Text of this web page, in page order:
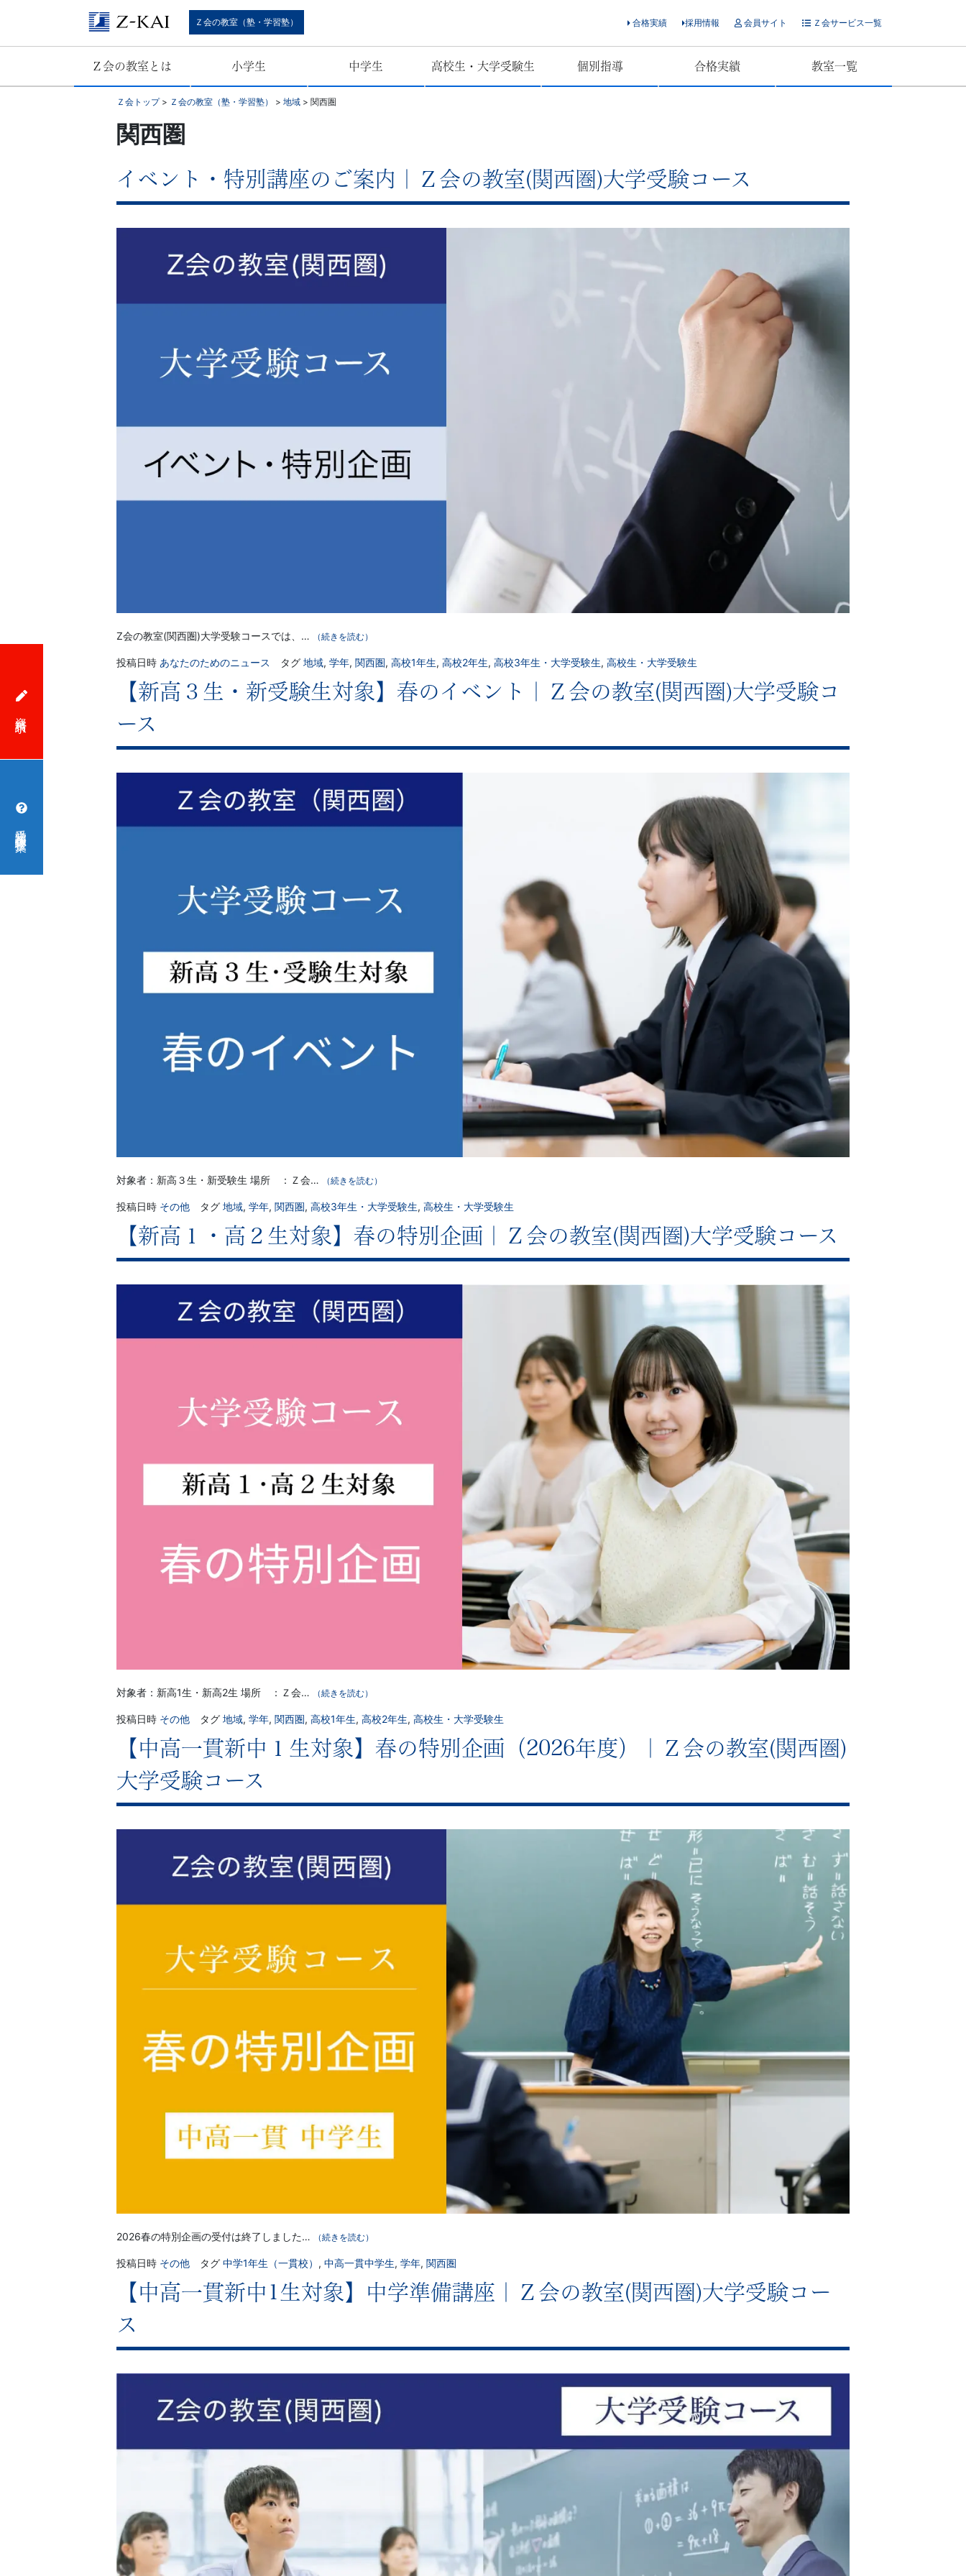
関
校
Ｚ会の教室（塾・学習塾） 合格実績 採用情報 会員サイト Ｚ会サービス一覧
Ｚ会の教室とは 小学生 中学生 高校生・大学受験生 個別指導 合格実績 教室一覧
Ｚ会トップ> Ｚ会の教室（塾・学習塾） > 地域 > 関西圏
関西圏
イベント・特別講座のご案内｜Ｚ会の教室(関西圏)大学受験コース
Z会の教室(関西圏)大学受験コースでは、… （続きを読む）
投稿日時 あなたのためのニュース タグ 地域, 学年, 関西圏, 高校1年生, 高校2年生, 高校3年生・大学受験生, 高校生・大学受験生
【新高３生・新受験生対象】春のイベント｜Ｚ会の教室(関西圏)大学受験コ
ース
対象者：新高３生・新受験生 場所 ：Ｚ会… （続きを読む）
投稿日時 その他 タグ 地域, 学年, 関西圏, 高校3年生・大学受験生, 高校生・大学受験生
【新高１・高２生対象】春の特別企画｜Ｚ会の教室(関西圏)大学受験コース
対象者：新高1生・新高2生 場所 ：Ｚ会… （続きを読む）
投稿日時 その他 タグ 地域, 学年, 関西圏, 高校1年生, 高校2年生, 高校生・大学受験生
【中高一貫新中１生対象】春の特別企画（2026年度）｜Ｚ会の教室(関西圏)
大学受験コース
2026春の特別企画の受付は終了しました… （続きを読む）
投稿日時 その他 タグ 中学1年生（一貫校） , 中高一貫中学生, 学年, 関西圏
【中高一貫新中1生対象】中学準備講座｜Ｚ会の教室(関西圏)大学受験コー
ス
受講相談・体験授業